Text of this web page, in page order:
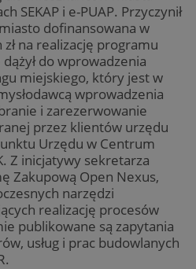
SEKAP i e-PUAP. Przyczynił
dofinansowana w
na realizację programu
do wprowadzenia
miejskiego, który jest w
wprowadzenia
i zarezerwowanie
przez klientów urzędu
Urzędu w Centrum
Z inicjatywy sekretarza
Zakupową Open Nexus,
narzędzi
realizację procesów
publikowane są zapytania
usług i prac budowlanych